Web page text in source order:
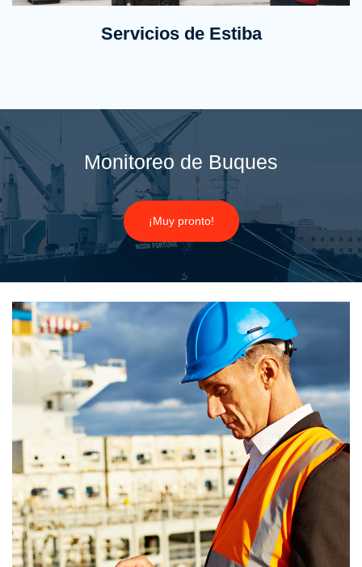
Servicios de Estiba
Monitoreo de Buques
¡Muy pronto!